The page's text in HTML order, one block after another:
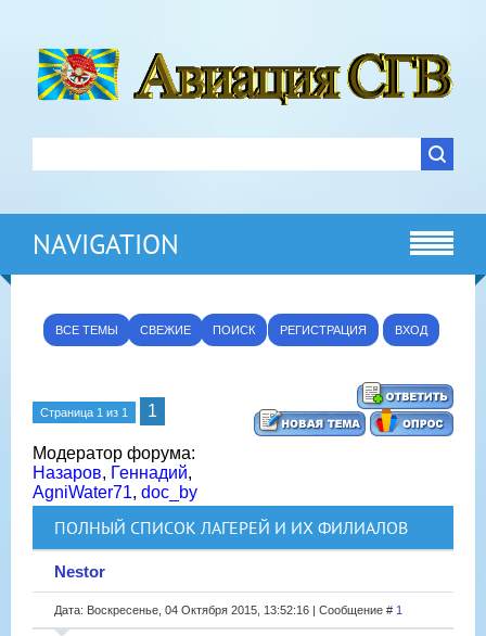
NAVIGATION
ВСЕ ТЕМЫ СВЕЖИЕ ПОИСК РЕГИСТРАЦИЯ ВХОД
Страница 1 из 1 1
Модератор форума:
Назаров, Геннадий,
AgniWater71, doc_by
ПОЛНЫЙ СПИСОК ЛАГЕРЕЙ И ИХ ФИЛИАЛОВ
Nestor
Дата: Воскресенье, 04 Октября 2015, 13:52:16 | Сообщение # 1